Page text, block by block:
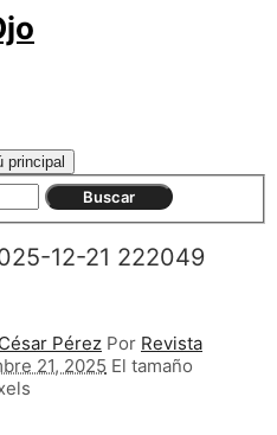
principal
12-21 222049
Pérez Por Revista
21, 2025 El tamaño